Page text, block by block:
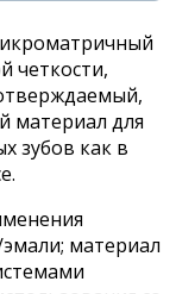
четкости,
материал для
зубов как в
материал